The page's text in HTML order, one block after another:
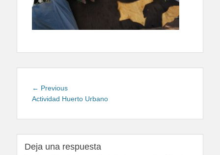
Navegación
de
← PreviousPrevious
post:
Actividad Huerto Urbano
Deja una respuesta